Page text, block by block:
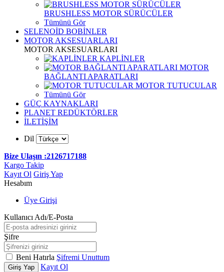
BRUSHLESS MOTOR SÜRÜCÜLER
Tümünü Gör
SELENOİD BOBİNLER
MOTOR AKSESUARLARI
MOTOR AKSESUARLARI
KAPLİNLER
MOTOR
BAĞLANTI APARATLARI
MOTOR TUTUCULAR
Tümünü Gör
GÜÇ KAYNAKLARI
PLANET REDÜKTÖRLER
İLETİŞİM
Dil
Bize Ulaşın :2126717188
Kargo Takip
Kayıt Ol Giriş Yap
Hesabım
Üye Girişi
Kullanıcı Adı/E-Posta
Şifre
Beni Hatırla Şifremi Unuttum
Giriş Yap
Kayıt Ol